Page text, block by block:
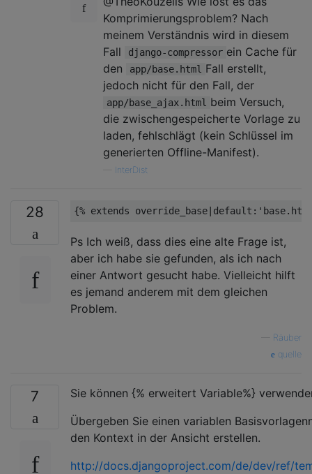
Komprimierungsproblem? Nach
meinem Verständnis wird in diesem
Fall
django-compressor ein Cache für
den
app/base.html Fall erstellt,
jedoch nicht für den Fall, der
app/base_ajax.html beim Versuch,
die zwischengespeicherte Vorlage zu
laden, fehlschlägt (kein Schlüssel im
generierten Offline-Manifest).
InterDist
28 {% extends override_base|default:
Ps Ich weiß, dass dies eine alte Frage ist,
aber ich habe sie gefunden, als ich nach
einer Antwort gesucht habe. Vielleicht hilft
es jemand anderem mit dem gleichen
Problem.
Räuber
quelle
7
Sie können {% erweitert Variable%}
Übergeben Sie einen variablen
den Kontext in der Ansicht erstellen.
http://docs.djangoproject.com/de/dev/ref/